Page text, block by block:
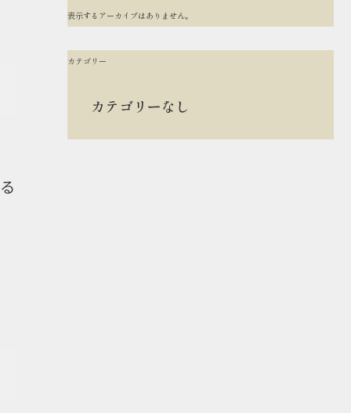
表示するアーカイブはありません。
カテゴリー
カテゴリーなし